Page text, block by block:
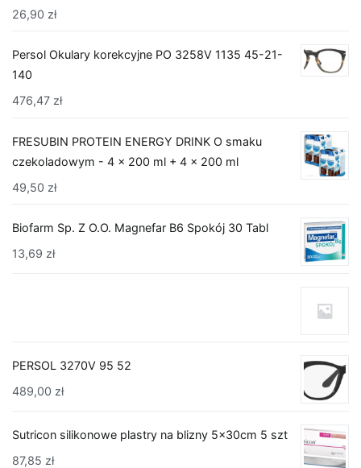
26,90 zł
Persol Okulary korekcyjne PO 3258V 1135 45-21-
140
476,47 zł
FRESUBIN PROTEIN ENERGY DRINK O smaku
czekoladowym - 4 x 200 ml + 4 x 200 ml
49,50 zł
Biofarm Sp. Z O.O. Magnefar B6 Spokój 30 Tabl
13,69 zł
PERSOL 3270V 95 52
489,00 zł
Sutricon silikonowe plastry na blizny 5x30cm 5 szt
87,85 zł